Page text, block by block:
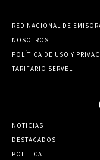
RED NACIONAL DE
NOSOTROS
POLÍTICA DE USO Y
TARIFARIO SERVEL
NOTICIAS
DESTACADOS
POLITICA